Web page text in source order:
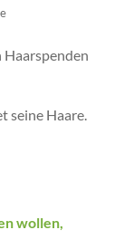
Haarspenden
seine Haare.
wollen,